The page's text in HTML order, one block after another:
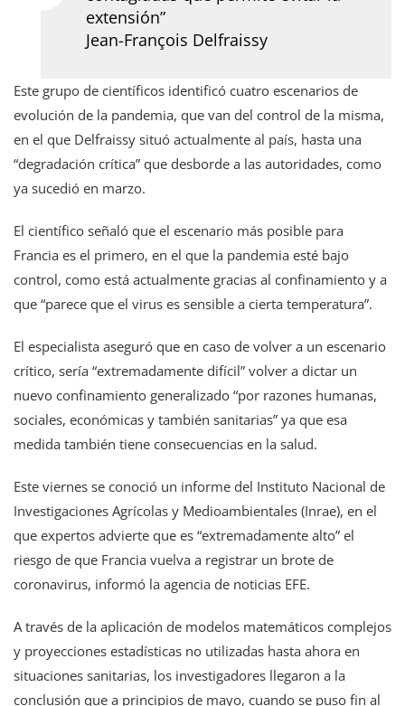
extensión”
Jean-François Delfraissy
Este grupo de científicos identificó cuatro escenarios de
evolución de la pandemia, que van del control de la misma,
en el que Delfraissy situó actualmente al país, hasta una
“degradación crítica” que desborde a las autoridades, como
ya sucedió en marzo.
El científico señaló que el escenario más posible para
Francia es el primero, en el que la pandemia esté bajo
control, como está actualmente gracias al confinamiento y a
que “parece que el virus es sensible a cierta temperatura”.
El especialista aseguró que en caso de volver a un escenario
crítico, sería “extremadamente difícil” volver a dictar un
nuevo confinamiento generalizado “por razones humanas,
sociales, económicas y también sanitarias” ya que esa
medida también tiene consecuencias en la salud.
Este viernes se conoció un informe del Instituto Nacional de
Investigaciones Agrícolas y Medioambientales (Inrae), en el
que expertos advierte que es “extremadamente alto” el
riesgo de que Francia vuelva a registrar un brote de
coronavirus, informó la agencia de noticias EFE.
A través de la aplicación de modelos matemáticos complejos
y proyecciones estadísticas no utilizadas hasta ahora en
situaciones sanitarias, los investigadores llegaron a la
conclusión que a principios de mayo, cuando se puso fin al